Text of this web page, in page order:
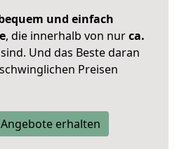
und einfach
, die innerhalb von nurca.
Und das Beste daran
Preisen
erhalten